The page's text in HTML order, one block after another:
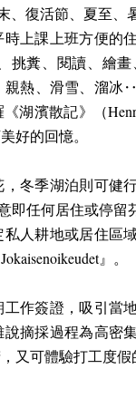
、復活節、夏至、
上課上班方便的
挑糞、閱讀、繪
親熱、滑雪、溜
湖濱散記》（
好的回憶。
冬季湖泊則可健
即任何居住或停留
人耕地或居住區
Jokaisenoikeudet』 。
工作簽證，吸引當
摘採過程為高密
又可體驗打工度假